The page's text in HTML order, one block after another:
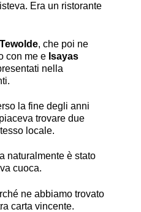
Era un ristorante
, che poi ne
con me e Isayas
nella
la fine degli anni
trovare due
locale.
naturalmente è stato
cuoca.
ne abbiamo trovato
carta vincente.